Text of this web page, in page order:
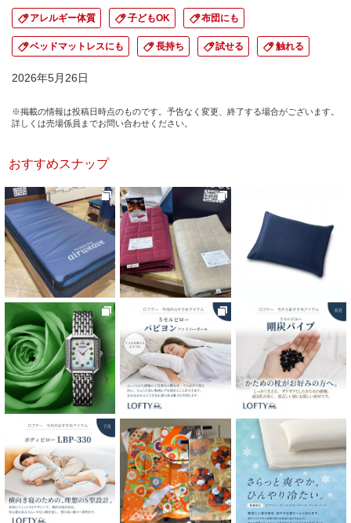
アレルギー体質 子どもOK 布団にも
ベッドマットレスにも 長持ち 試せる 触れる
2026年5月26日
※掲載の情報は投稿日時点のものです。予告なく変更、終了する場合がございます。
詳しくは売場係員までお問い合わせください。
おすすめスナップ